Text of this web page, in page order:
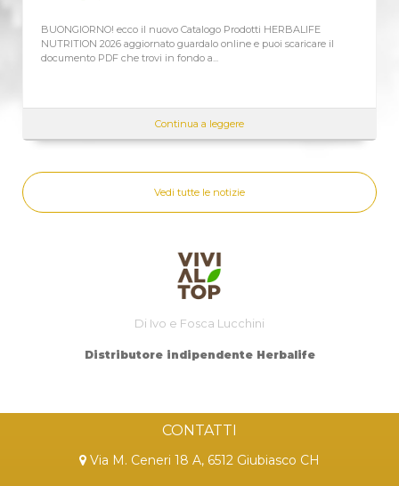
ecco il nuovo Catalogo Prodotti HERBALIFE
aggiornato guardalo online e puoi scaricare il
che trovi in fondo a...
Richiedi qui il Listino
vendita al cliente
Vedi tutte le notizie
Di Ivo e Fosca Lucchini
Distributore indipendente Herbalife
CONTATTI
Via M. Ceneri 18 A, 6512 Giubiasco CH